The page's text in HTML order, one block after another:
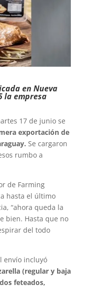
en Nueva
la empresa
17 de junio se
exportación de
Se cargaron
rumbo a
de Farming
hasta el último
“ahora queda la
bien. Hasta que no
del todo
envío incluyó
(regular y baja
feteados,